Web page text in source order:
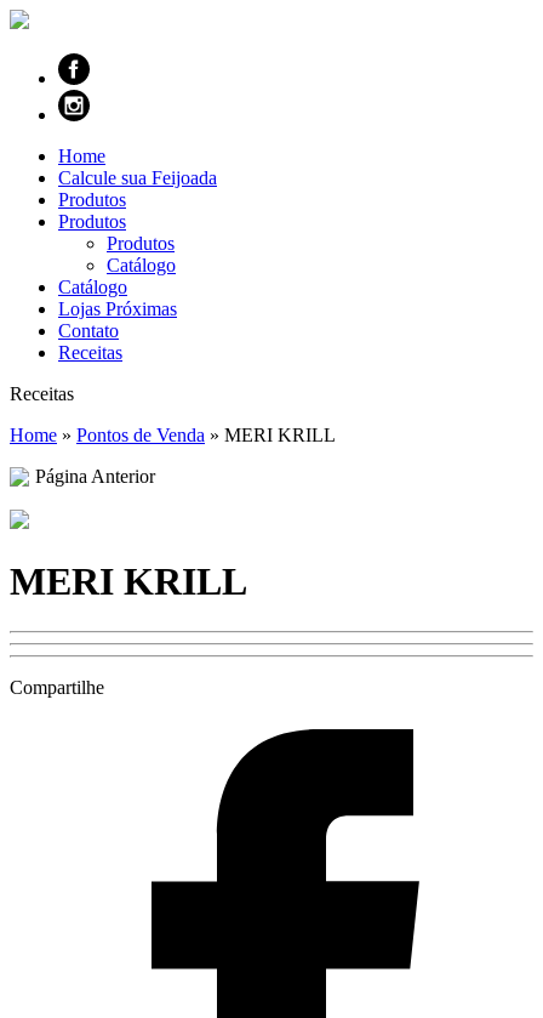
Home
Calcule sua Feijoada
Produtos
Produtos
Produtos
Catálogo
Catálogo
Lojas Próximas
Contato
Receitas
Receitas
Home » Pontos de Venda » MERI KRILL
Página Anterior
MERI KRILL
Compartilhe